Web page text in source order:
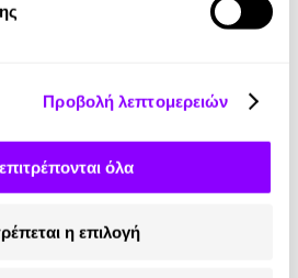
Προβολή λεπτομερειών
όλα
η επιλογή